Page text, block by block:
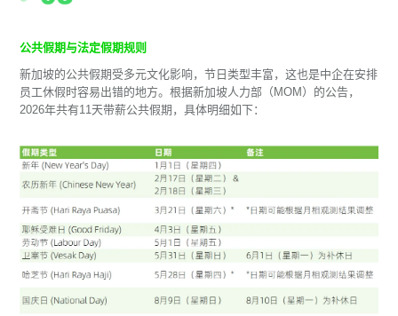
公共假期与法定假期规则
新加坡的公共假期受多元文化影响，节日类型丰富，这也是中企在安排
员工休假时容易出错的地方。根据新加坡人力部（MOM）的公告，
2026年共有11天带薪公共假期，具体明细如下：